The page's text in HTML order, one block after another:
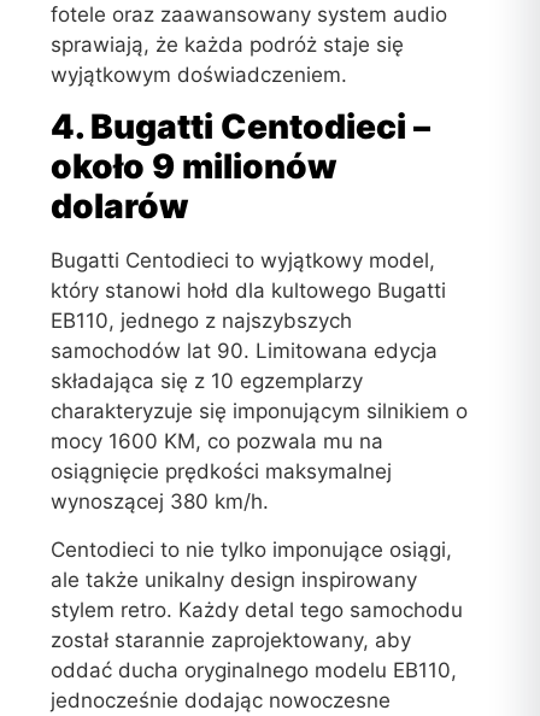
fotele oraz zaawansowany system audio
sprawiają, że każda podróż staje się
wyjątkowym doświadczeniem.
4. Bugatti Centodieci –
około 9 milionów
dolarów
Bugatti Centodieci to wyjątkowy model,
który stanowi hołd dla kultowego Bugatti
EB110, jednego z najszybszych
samochodów lat 90. Limitowana edycja
składająca się z 10 egzemplarzy
charakteryzuje się imponującym silnikiem o
mocy 1600 KM, co pozwala mu na
osiągnięcie prędkości maksymalnej
wynoszącej 380 km/h.
Centodieci to nie tylko imponujące osiągi,
ale także unikalny design inspirowany
stylem retro. Każdy detal tego samochodu
został starannie zaprojektowany, aby
oddać ducha oryginalnego modelu EB110,
jednocześnie dodając nowoczesne